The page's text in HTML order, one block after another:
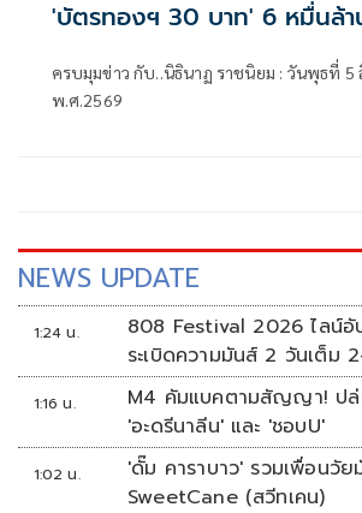
'บัตรทองฯ 30 บาท' 6 หมื่นล้า
ครบมุมข่าว กับ..นิธินาฏ ราชนิยม : วันพุธที่ 5
พ.ศ.2569
NEWS UPDATE
1:24 น.
808 Festival 2026 ไลน์
ระเบิดความมันส์ 2 วันเต็ม
1:16 น.
M4 คัมแบคตามสัญญา! ปล่
'อะดรีนาลีน' และ 'ชอบU'
1:02 น.
'ดั๊ม คาราบาว' รวมเพื่อนวั
SweetCane (สวีทเคน)